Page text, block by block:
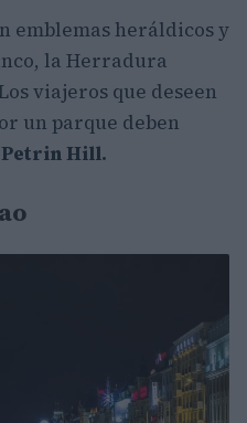
emblemas heráldicos y
la Herradura
viajeros que deseen
un parque deben
Petrin Hill.